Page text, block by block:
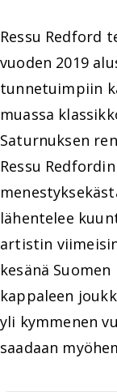
Ressu Redford
vuoden 2019
tunnetuimpiin
muassa
Saturnuksen
Ressu
lähentelee
artistin
kesänä
kappaleen
yli kymmenen
saadaan